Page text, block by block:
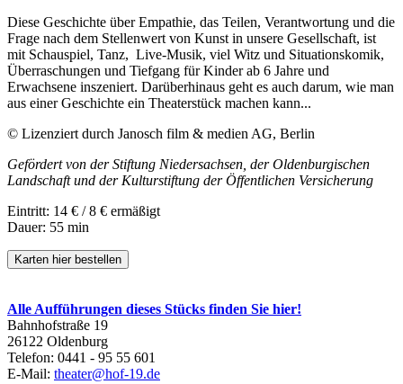
Diese Geschichte über Empathie, das Teilen, Verantwortung und die
Frage nach dem Stellenwert von Kunst in unsere Gesellschaft, ist
mit Schauspiel, Tanz, Live-Musik, viel Witz und Situationskomik,
Überraschungen und Tiefgang für Kinder ab 6 Jahre und
Erwachsene inszeniert. Darüberhinaus geht es auch darum, wie man
aus einer Geschichte ein Theaterstück machen kann...
© Lizenziert durch Janosch film & medien AG, Berlin
Gefördert von der Stiftung Niedersachsen, der Oldenburgischen
Landschaft und der Kulturstiftung der Öffentlichen Versicherung
Eintritt: 14 € / 8 € ermäßigt
Dauer: 55 min
Karten hier bestellen
Alle Aufführungen dieses Stücks finden Sie hier!
Bahnhofstraße 19
26122 Oldenburg
Telefon: 0441 - 95 55 601
E-Mail: theater@hof-19.de